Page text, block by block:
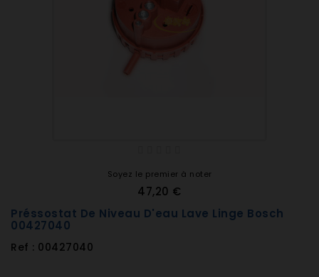
Soyez le premier à noter
47,20 €
Préssostat De Niveau D'eau Lave Linge Bosch
00427040
Ref : 00427040